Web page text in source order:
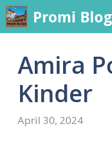
Skip
to
content
Promi
Amira
Kinder
April 30, 2024